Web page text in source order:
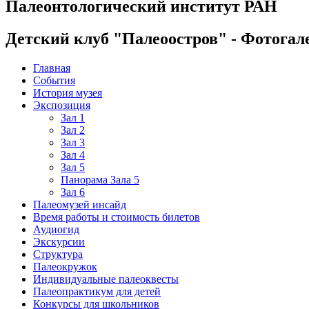
Палеонтологический институт РАН
Детский клуб "Палеоостров" -
Главная
События
История музея
Экспозиция
Зал 1
Зал 2
Зал 3
Зал 4
Зал 5
Панорама Зала 5
Зал 6
Палеомузей инсайд
Время работы и стоимость билетов
Аудиогид
Экскурсии
Структура
Палеокружок
Индивидуальные палеоквесты
Палеопрактикум для детей
Конкурсы для школьников